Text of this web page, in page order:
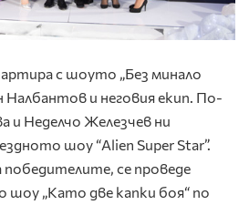
с шоуто „Без минало
Налбантов и неговия екип. По-
и Неделчо Железчев ни
шоу “Alien Super Star”.
се проведе
„Като две капки боя“ по